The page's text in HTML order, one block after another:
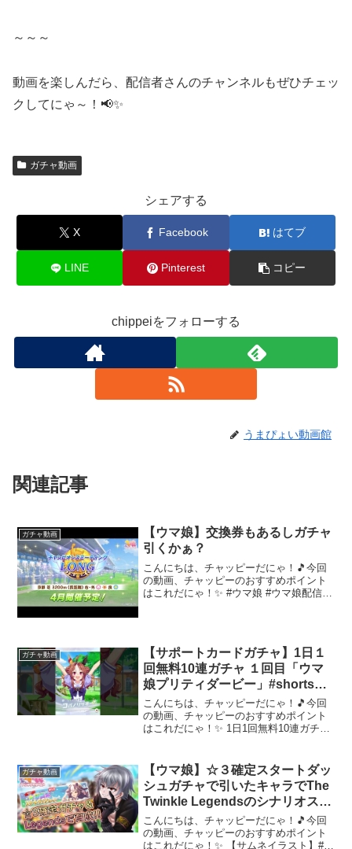
～～～
動画を楽しんだら、配信者さんのチャンネルもぜひチェッ
クしてにゃ～！📢✨
ガチャ動画
シェアする
X Facebook はてブ
LINE Pinterest コピー
chippeiをフォローする
うまぴょい動画館
関連記事
ガチャ動画
【ウマ娘】交換券もあるしガチャ
引くかぁ？
こんにちは、チャッピーだにゃ！🎵今回
の動画、チャッピーのおすすめポイント
はこれだにゃ！✨ #ウマ娘 #ウマ娘配信 #
ガチャ動画
【サポートカードガチャ】1日１
回無料10連ガチャ １回目「ウマ
娘プリティダービー」#shorts
#207
こんにちは、チャッピーだにゃ！🎵今回
の動画、チャッピーのおすすめポイント
はこれだにゃ！✨ 1日1回無料10連ガチャ
マ娘プリティーダービー #無料ガチャ #サ
ポート...
ガチャ動画
【ウマ娘】☆３確定スタートダッ
シュガチャで引いたキャラでThe
Twinkle Legendsのシナリオスト
ーリーを見る僕のプリティーダー
ビー 順番にやってたけど裏でや
こんにちは、チャッピーだにゃ！🎵今回
の動画、チャッピーのおすすめポイント
はこれだにゃ！✨ 【サムネイラスト】#ウ